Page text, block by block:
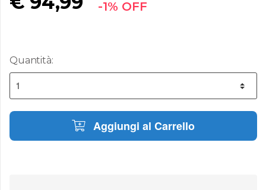
-1% OFF
Quantità:
Aggiungi al Carrello